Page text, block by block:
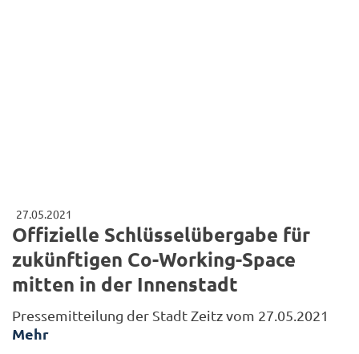
27.05.2021
Offizielle Schlüsselübergabe für
zukünftigen Co-Working-Space
mitten in der Innenstadt
Pressemitteilung der Stadt Zeitz vom 27.05.2021
Mehr